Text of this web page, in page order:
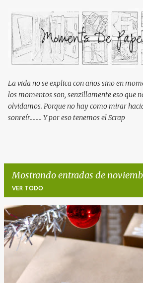
Ir al contenido
La vida no se explica con años sino en
los momentos son, senzillamente eso que
olvidamos. Porque no hay como mirar
sonreír........ Y por eso tenemos el Scrap
Mostrando entradas de
VER TODO
E
n
t